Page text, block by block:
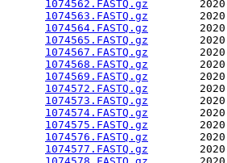
1074562.FASTQ.gz
1074563.FASTQ.gz
1074564.FASTQ.gz
1074565.FASTQ.gz
1074567.FASTQ.gz
1074568.FASTQ.gz
1074569.FASTQ.gz
1074572.FASTQ.gz
1074573.FASTQ.gz
1074574.FASTQ.gz
1074575.FASTQ.gz
1074576.FASTQ.gz
1074577.FASTQ.gz